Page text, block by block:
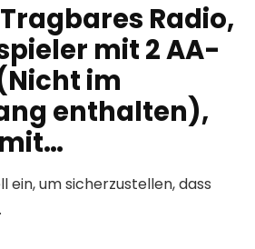
Tragbares Radio,
mit 2 AA-
im
enthalten),
ein, um sicherzustellen, dass